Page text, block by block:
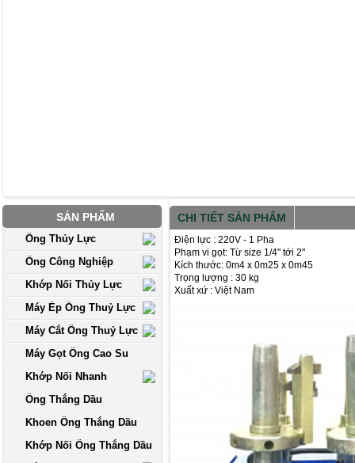
SẢN PHẨM
Ống Thủy Lực
Ống Công Nghiệp
Khớp Nối Thủy Lực
Máy Ép Ống Thuỷ Lực
Máy Cắt Ống Thuỷ Lực
Máy Gọt Ống Cao Su
Khớp Nối Nhanh
Ống Thắng Dầu
Khoen Ống Thắng Dầu
Khớp Nối Ống Thắng Dầu
CHI TIẾT SẢN PHẨM
Điện lực : 220V - 1 Pha
Phạm vi gọt: Từ size 1/4" tới 2"
Kích thước: 0m4 x 0m25 x 0m45
Trọng lượng : 30 kg
Xuất xứ : Việt Nam